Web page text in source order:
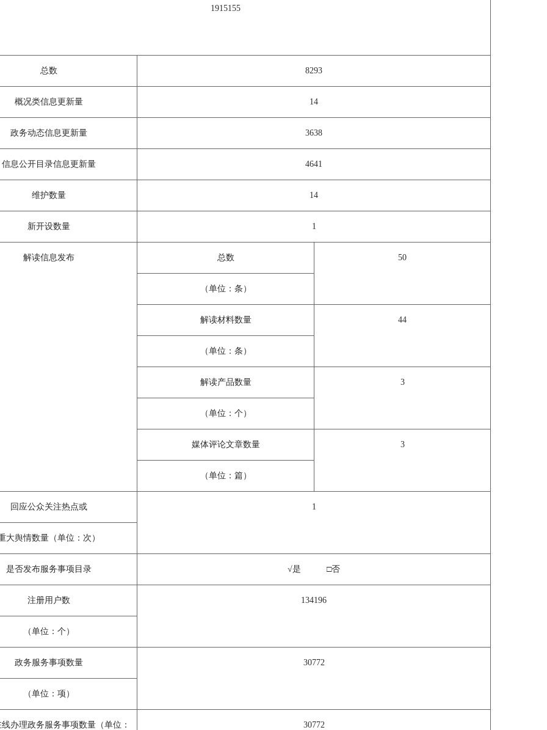
1915155
总数 8293
概况类信息更新量 14
政务动态信息更新量 3638
信息公开目录信息更新量 4641
维护数量 14
新开设数量 1
解读信息发布 总数 50
（单位：条）
解读材料数量 44
（单位：条）
解读产品数量 3
（单位：个）
媒体评论文章数量 3
（单位：篇）
回应公众关注热点或 1
大舆情数量（单位：次）
是否发布服务事项目录 √是 □否
注册用户数 134196
（单位：个）
政务服务事项数量 30772
（单位：项）
办理政务服务事项数量（单位： 30772